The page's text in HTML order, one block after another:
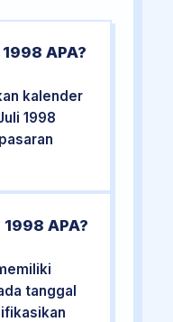
APA?
kalender
1998
1998 APA?
tanggal